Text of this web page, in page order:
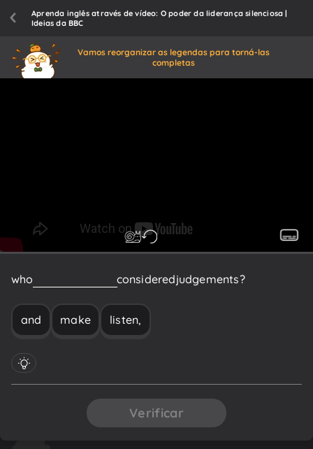
Aprenda inglês através de vídeo: O poder da liderança silenciosa |
Ideias da BBC
Vamos reorganizar as legendas para torná-las
completas
who consideredjudgements?
and make listen,
Verificar